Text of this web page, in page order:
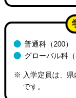
普通科（200）
グローバル科
入学定員は、
です。